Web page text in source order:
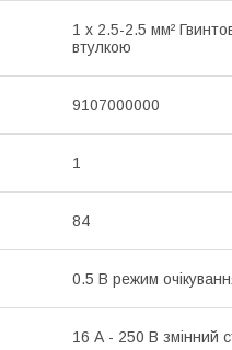
1 x 2.5-2.5 мм²
втулкою
9107000000
1
84
0.5 В режим
16 А - 250 В змінний